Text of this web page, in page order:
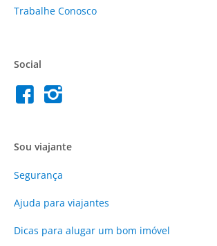
Trabalhe Conosco
Social
Sou viajante
Segurança
Ajuda para viajantes
Dicas para alugar um bom imóvel